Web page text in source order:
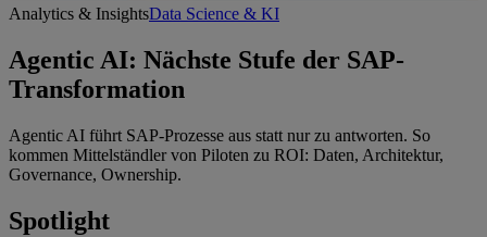
Analytics & InsightsData Science & KI
Agentic AI: Nächste Stufe der SAP-
Transformation
Agentic AI führt SAP-Prozesse aus statt nur zu antworten. So
kommen Mittelständler von Piloten zu ROI: Daten, Architektur,
Governance, Ownership.
Spotlight